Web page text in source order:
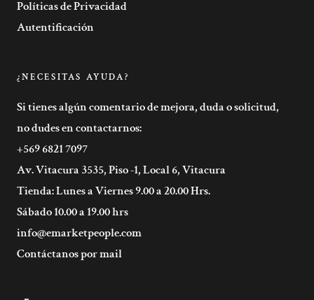
Políticas de Privacidad
Autentificación
¿NECESITAS AYUDA?
Si tienes algún comentario de mejora, duda o solicitud,
no dudes en contactarnos:
+569 6821 7097
Av. Vitacura 3535, Piso -1, Local 6, Vitacura
Tienda: Lunes a Viernes 9.00 a 20.00 Hrs.
Sábado 10.00 a 19.00 hrs
info@emarketpeople.com
Contáctanos por mail